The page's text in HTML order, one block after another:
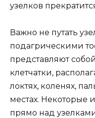
узелков
Важно не путать
подагрическими
представляют
клетчатки,
локтях, коленях,
местах. Некоторые
прямо над